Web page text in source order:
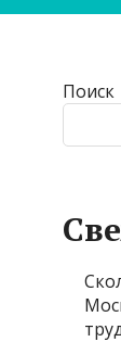
Поиск